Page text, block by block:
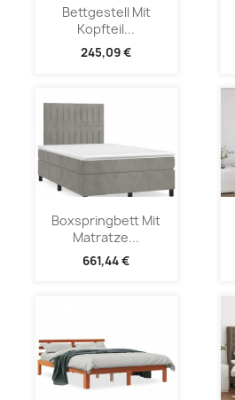
Bettgestell Mit
Kopfteil...
245,09 €
Boxspringbett Mit
Matratze...
661,44 €